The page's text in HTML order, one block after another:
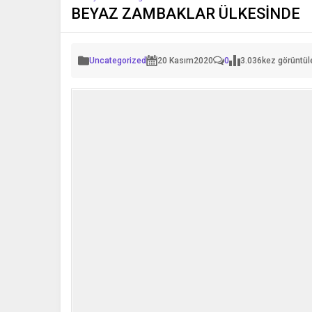
BEYAZ ZAMBAKLAR ÜLKESİNDE
Uncategorized 20 Kasım2020 0 3.036 kez